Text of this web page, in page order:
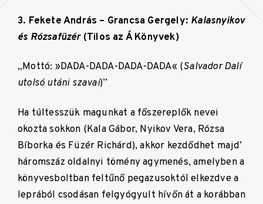
3. Fekete András – Grancsa Gergely: Kalasnyikov
és Rózsafüzér(Tilos az Á Könyvek)
„Mottó: »DADA-DADA-DADA-DADA« (Salvador Dalí
utolsó utáni szavai)”
Ha túltesszük magunkat a főszereplők nevei
okozta sokkon (Kala Gábor, Nyikov Vera, Rózsa
Bíborka és Füzér Richárd), akkor kezdődhet majd’
háromszáz oldalnyi tömény agymenés, amelyben a
könyvesboltban feltűnő pegazusoktól elkezdve a
leprából csodásan felgyógyult hívőn át a korábban